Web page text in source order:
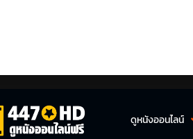
ดูหนังออนไลน์